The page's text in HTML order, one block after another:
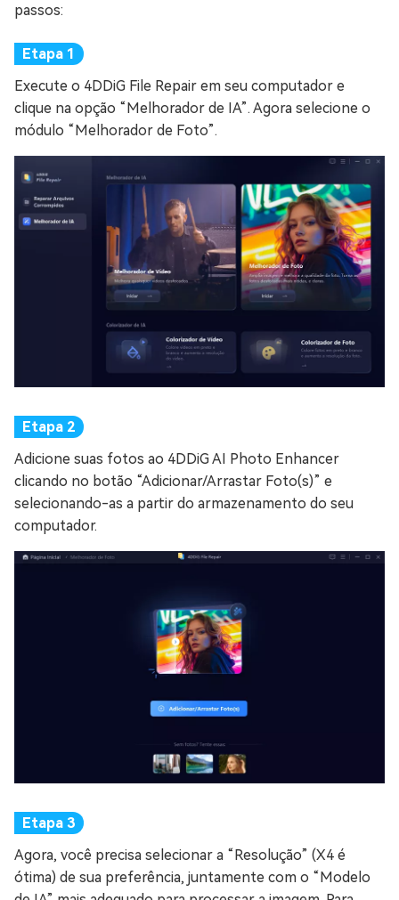
passos:
Execute o 4DDiG File Repair em seu computador e
clique na opção “Melhorador de IA”. Agora selecione o
módulo “Melhorador de Foto”.
Adicione suas fotos ao 4DDiG AI Photo Enhancer
clicando no botão “Adicionar/Arrastar Foto(s)” e
selecionando-as a partir do armazenamento do seu
computador.
Agora, você precisa selecionar a “Resolução” (X4 é
ótima) de sua preferência, juntamente com o “Modelo